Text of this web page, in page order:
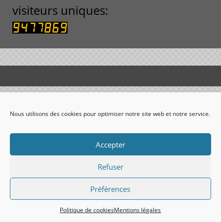
Nous utilisons des cookies pour optimiser notre site web et notre service.
Accepter
Refuser
Préférences
Politique de cookiesMentions légales
visiteurs uniques: